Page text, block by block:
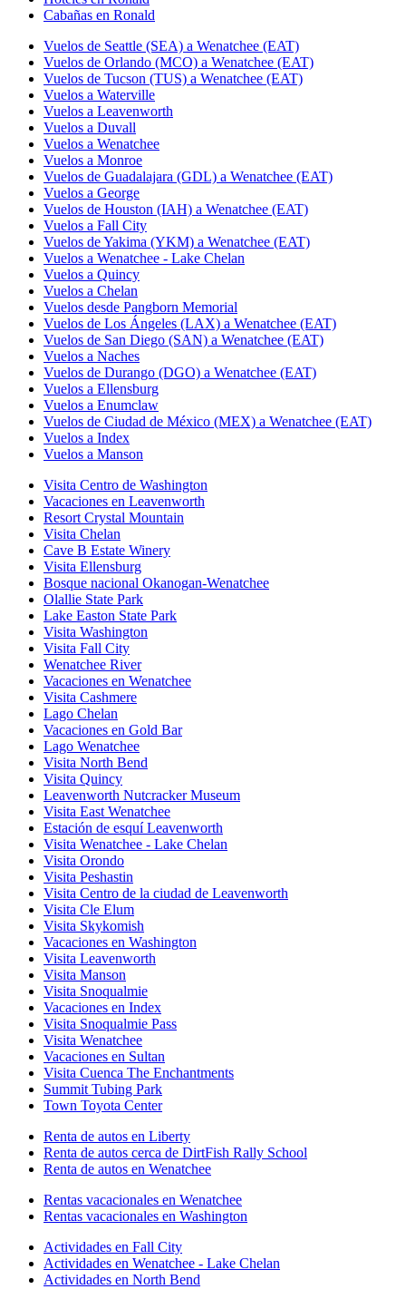
Cabañas en Ronald
Vuelos de Seattle (SEA) a Wenatchee (EAT)
Vuelos de Orlando (MCO) a Wenatchee (EAT)
Vuelos de Tucson (TUS) a Wenatchee (EAT)
Vuelos a Waterville
Vuelos a Leavenworth
Vuelos a Duvall
Vuelos a Wenatchee
Vuelos a Monroe
Vuelos de Guadalajara (GDL) a Wenatchee (EAT)
Vuelos a George
Vuelos de Houston (IAH) a Wenatchee (EAT)
Vuelos a Fall City
Vuelos de Yakima (YKM) a Wenatchee (EAT)
Vuelos a Wenatchee - Lake Chelan
Vuelos a Quincy
Vuelos a Chelan
Vuelos desde Pangborn Memorial
Vuelos de Los Ángeles (LAX) a Wenatchee (EAT)
Vuelos de San Diego (SAN) a Wenatchee (EAT)
Vuelos a Naches
Vuelos de Durango (DGO) a Wenatchee (EAT)
Vuelos a Ellensburg
Vuelos a Enumclaw
Vuelos de Ciudad de México (MEX) a Wenatchee (EAT)
Vuelos a Index
Vuelos a Manson
Visita Centro de Washington
Vacaciones en Leavenworth
Resort Crystal Mountain
Visita Chelan
Cave B Estate Winery
Visita Ellensburg
Bosque nacional Okanogan-Wenatchee
Olallie State Park
Lake Easton State Park
Visita Washington
Visita Fall City
Wenatchee River
Vacaciones en Wenatchee
Visita Cashmere
Lago Chelan
Vacaciones en Gold Bar
Lago Wenatchee
Visita North Bend
Visita Quincy
Leavenworth Nutcracker Museum
Visita East Wenatchee
Estación de esquí Leavenworth
Visita Wenatchee - Lake Chelan
Visita Orondo
Visita Peshastin
Visita Centro de la ciudad de Leavenworth
Visita Cle Elum
Visita Skykomish
Vacaciones en Washington
Visita Leavenworth
Visita Manson
Visita Snoqualmie
Vacaciones en Index
Visita Snoqualmie Pass
Visita Wenatchee
Vacaciones en Sultan
Visita Cuenca The Enchantments
Summit Tubing Park
Town Toyota Center
Renta de autos en Liberty
Renta de autos cerca de DirtFish Rally School
Renta de autos en Wenatchee
Rentas vacacionales en Wenatchee
Rentas vacacionales en Washington
Actividades en Fall City
Actividades en Wenatchee - Lake Chelan
Actividades en North Bend